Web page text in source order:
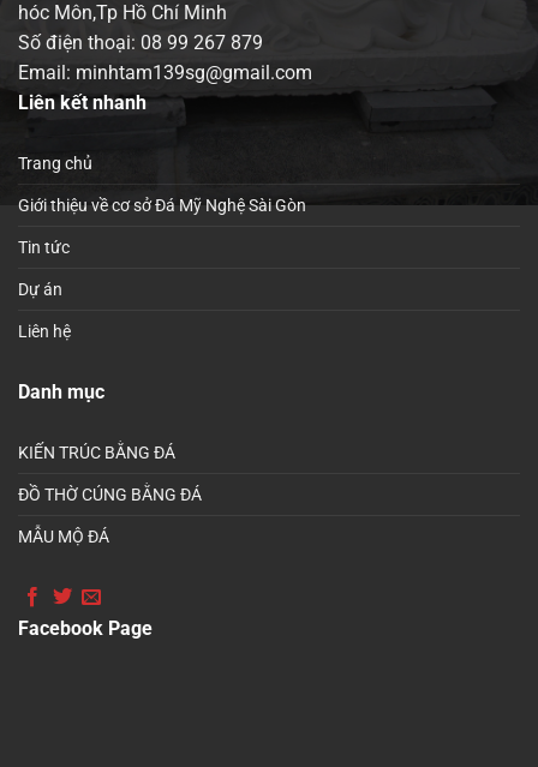
hóc Môn,Tp Hồ Chí Minh
Số điện thoại: 08 99 267 879
Email: minhtam139sg@gmail.com
Liên kết nhanh
Trang chủ
Giới thiệu về cơ sở Đá Mỹ Nghệ Sài Gòn
Tin tức
Dự án
Liên hệ
Danh mục
KIẾN TRÚC BẰNG ĐÁ
ĐỒ THỜ CÚNG BẰNG ĐÁ
MẪU MỘ ĐÁ
Facebook Page